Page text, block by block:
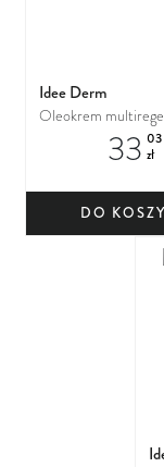
Idee Derm
Oleokrem
do twarzy, ciała, a
33 03
zł
DO